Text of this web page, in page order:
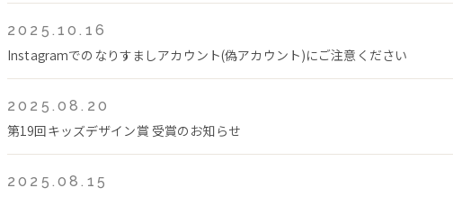
2025.10.16
Instagramでのなりすましアカウント(偽アカウント)にご注意ください
2025.08.20
第19回キッズデザイン賞 受賞のお知らせ
2025.08.15